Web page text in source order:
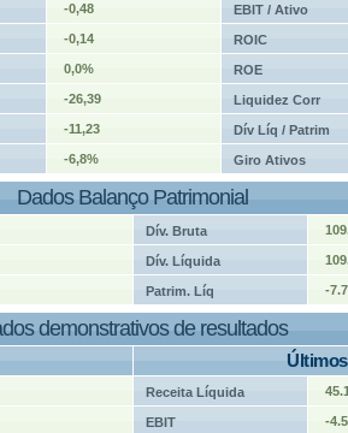
-0,48 EBIT / Ativo
-0,14 ROIC
0,0% ROE
-26,39 Liquidez Corr
-11,23 Dív Líq / Patrim
-6,8% Giro Ativos
Dados Balanço Patrimonial
Dív. Bruta
Dív. Líquida
Patrim. Líq -
demonstrativos de resultados
Receita Líquida
EBIT -